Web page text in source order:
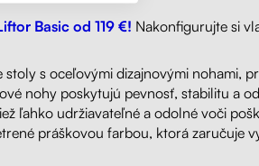
Basic od 119 €! Nakonfigurujte si
stoly s oceľovými dizajnovými
nohy poskytujú pevnosť, stabilitu a
ľahko udržiavateľné a odolné voči
práškovou farbou, ktorá zaručuje